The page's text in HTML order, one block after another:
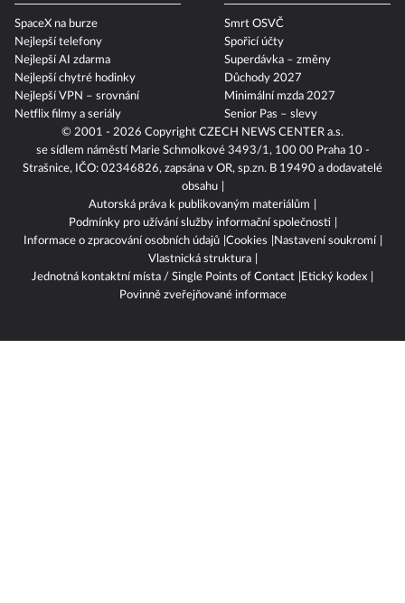
© 2001 - 2026 Copyright CZECH NEWS CENTER a.s.
se sídlem náměstí Marie Schmolkové 3493/1, 100 00 Praha 10 -
Strašnice, IČO: 02346826, zapsána v OR, sp.zn. B 19490 a dodavatelé
obsahu
Autorská práva k publikovaným materiálům
Podmínky pro užívání služby informační společnosti
Informace o zpracování osobních údajů Cookies
Nastavení soukromí
Vlastnická struktura
Jednotná kontaktní místa / Single Points of Contact
Etický kodex
Povinně zveřejňované informace
SpaceX na burze
Nejlepší telefony
Nejlepší AI zdarma
Nejlepší chytré hodinky
Nejlepší VPN – srovnání
Netflix filmy a seriály
Smrt OSVČ
Spořicí účty
Superdávka – změny
Důchody 2027
Minimální mzda 2027
Senior Pas – slevy